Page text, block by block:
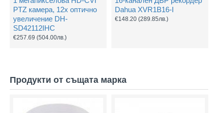
PTZ камера, 12х оптично
увеличение DH-
SD42112IHC
€257.69 (504.00лв.)
Dahua XVR1B16-I
€148.20 (289.85лв.)
Продукти от същата марка